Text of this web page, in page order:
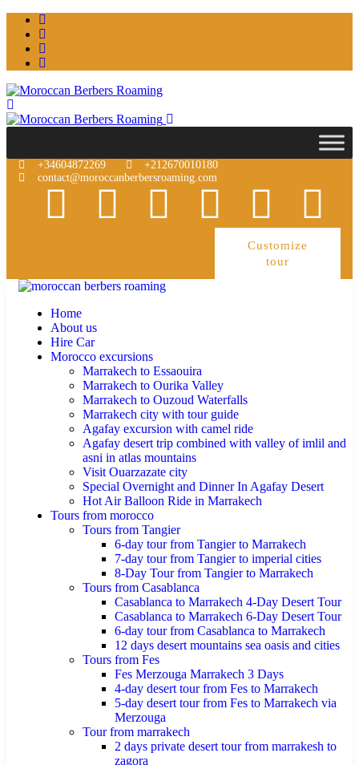
+34604872269
+212670010180
contact@moroccanberbersroaming.com
Customize
tour
Home
About us
Hire Car
Morocco excursions
Marrakech to Essaouira
Marrakech to Ourika Valley
Marrakech to Ouzoud Waterfalls
Marrakech city with tour guide
Agafay excursion with camel ride
Agafay desert trip combined with valley of imlil and
asni in atlas mountains
Visit Ouarzazate city
Special Overnight and Dinner In Agafay Desert
Hot Air Balloon Ride in Marrakech
Tours from morocco
Tours from Tangier
6-day tour from Tangier to Marrakech
7-day tour from Tangier to imperial cities
8-Day Tour from Tangier to Marrakech
Tours from Casablanca
Casablanca to Marrakech 4-Day Desert Tour
Casablanca to Marrakech 6-Day Desert Tour
6-day tour from Casablanca to Marrakech
12 days desert mountains sea oasis and cities
Tours from Fes
Fes Merzouga Marrakech 3 Days
4-day desert tour from Fes to Marrakech
5-day desert tour from Fes to Marrakech via
Merzouga
Tour from marrakech
2 days private desert tour from marrakesh to
zagora